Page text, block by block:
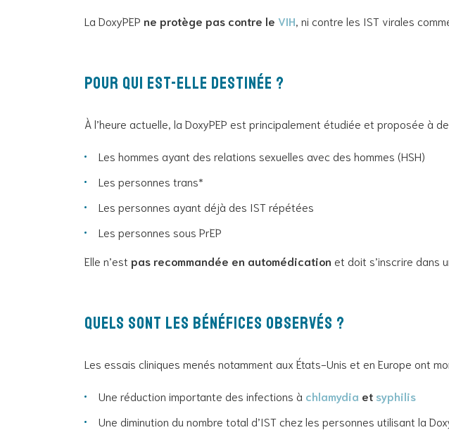
La DoxyPEP ne protège pas contre le VIH , ni contre les IST virales
Pour qui est-elle destinée ?
À l’heure actuelle, la DoxyPEP est principalement étudiée et proposée à
Les hommes ayant des relations sexuelles avec des hommes (HSH)
Les personnes trans*
Les personnes ayant déjà des IST répétées
Les personnes sous PrEP
Elle n’est pas recommandée en automédication et doit s’inscrire dans
Quels sont les bénéfices observés ?
Les essais cliniques menés notamment aux États-Unis et en Europe ont
Une réduction importante des infections à chlamydia et syphilis
Une diminution du nombre total d’IST chez les personnes utilisant la